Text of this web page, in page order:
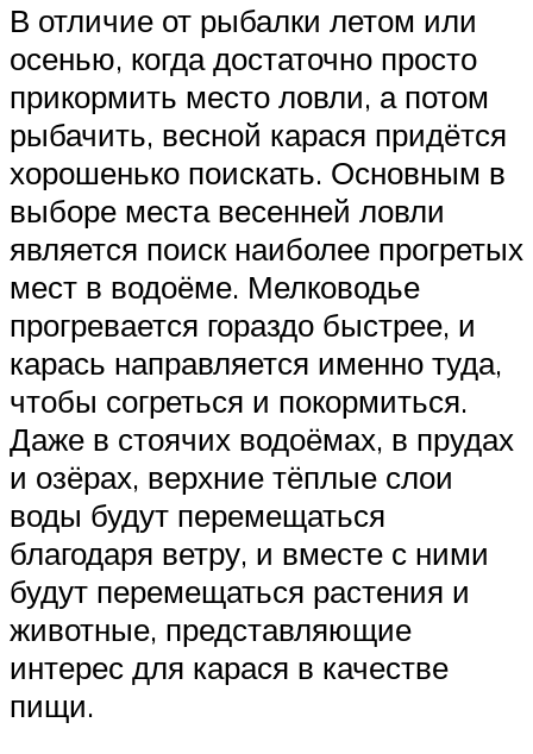
В отличие от рыбалки летом или
осенью, когда достаточно просто
прикормить место ловли, а потом
рыбачить, весной карася придётся
хорошенько поискать. Основным в
выборе места весенней ловли
является поиск наиболее прогретых
мест в водоёме. Мелководье
прогревается гораздо быстрее, и
карась направляется именно туда,
чтобы согреться и покормиться.
Даже в стоячих водоёмах, в прудах
и озёрах, верхние тёплые слои
воды будут перемещаться
благодаря ветру, и вместе с ними
будут перемещаться растения и
животные, представляющие
интерес для карася в качестве
пищи.